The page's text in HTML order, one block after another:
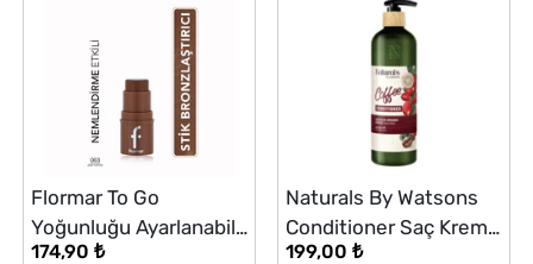
Flormar To Go
Yoğunluğu Ayarlanabilir
& Doğal Bitişli Kremsi
174,90 ₺
Naturals By Watsons
Conditioner Saç Kremi
Coffee 490 ml
199,00 ₺